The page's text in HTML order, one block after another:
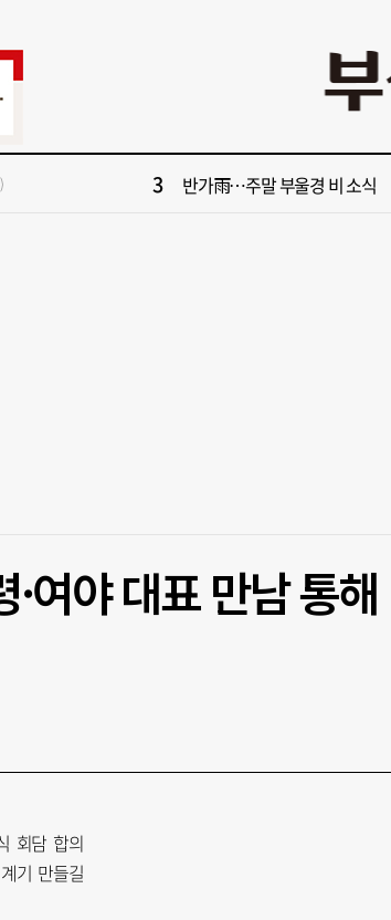
부산 서구, 부산 최초 기초생활수
5 해수부 청사 유치에 웃은 곽규
여야 대표 만남 통
회담 합의
기 만들길